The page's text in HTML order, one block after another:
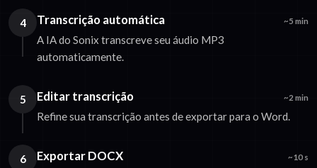
4 Transcrição automática ~5 min
A IA do Sonix transcreve seu áudio MP3
automaticamente.
5 Editar transcrição ~2 min
Refine sua transcrição antes de exportar para o Word.
6 Exportar DOCX ~10 s